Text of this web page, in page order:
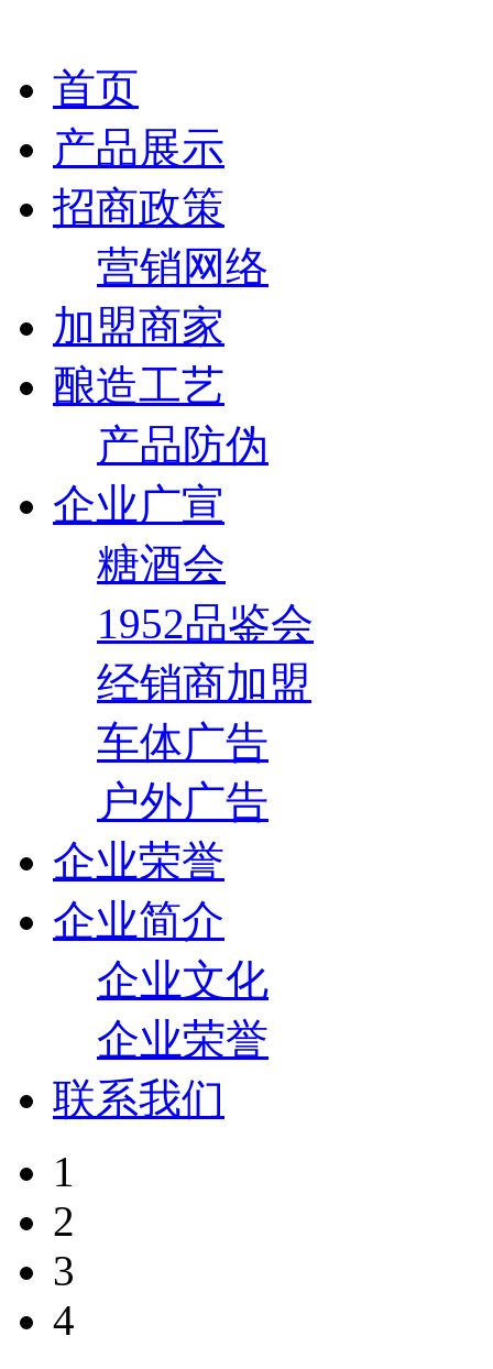
首页
产品展示
招商政策
营销网络
加盟商家
酿造工艺
产品防伪
企业广宣
糖酒会
1952品鉴会
经销商加盟
车体广告
户外广告
企业荣誉
企业简介
企业文化
企业荣誉
联系我们
1
2
3
4